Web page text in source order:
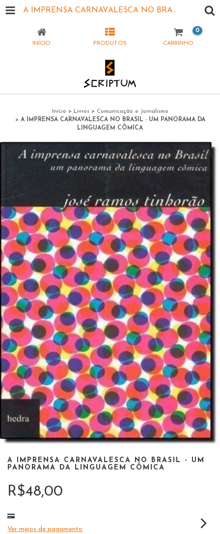
A IMPRENSA CARNAVALESCA NO BRASIL - UM PANORAMA DA LINGUAGEM CÔMICA
INÍCIO PRODUTOS CARRINHO
0
Início > Livros > Comunicação e Jornalismo
> A IMPRENSA CARNAVALESCA NO BRASIL - UM PANORAMA DA
LINGUAGEM CÔMICA
A IMPRENSA CARNAVALESCA NO BRASIL - UM
PANORAMA DA LINGUAGEM CÔMICA
R$48,00
Ver meios de pagamento